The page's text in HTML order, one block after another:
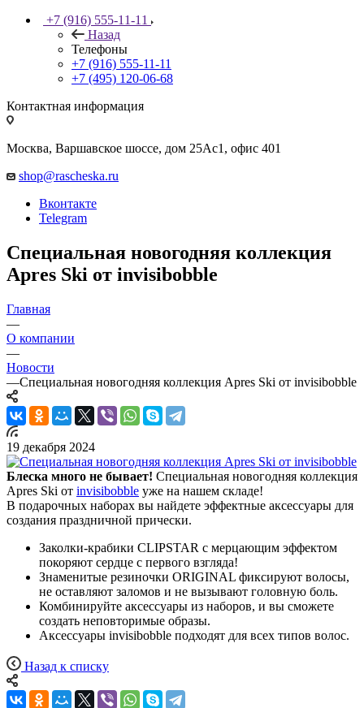
+7 (916) 555-11-11
Назад
Телефоны
+7 (916) 555-11-11
+7 (495) 120-06-68
Контактная информация
Москва, Варшавское шоссе, дом 25Аc1, офис 401
shop@rascheska.ru
Вконтакте
Telegram
Специальная новогодняя коллекция
Apres Ski от invisibobble
Главная
—
О компании
—
Новости
—Специальная новогодняя коллекция Apres Ski от invisibobble
19 декабря 2024
Блеска много не бывает! Специальная новогодняя коллекция
Apres Ski от invisibobble уже на нашем складе!
В подарочных наборах вы найдете эффектные аксессуары для
создания праздничной прически.
Заколки-крабики CLIPSTAR с мерцающим эффектом
покоряют сердце с первого взгляда!
Знаменитые резиночки ORIGINAL фиксируют волосы,
не оставляют заломов и не вызывают головную боль.
Комбинируйте аксессуары из наборов, и вы сможете
создать неповторимые образы.
Аксессуары invisibobble подходят для всех типов волос.
Назад к списку